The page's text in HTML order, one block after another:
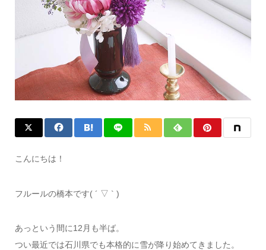
こんにちは！
フルールの橋本です( ´ ▽ ` )
あっという間に12月も半ば。
つい最近では石川県でも本格的に雪が降り始めてきました。